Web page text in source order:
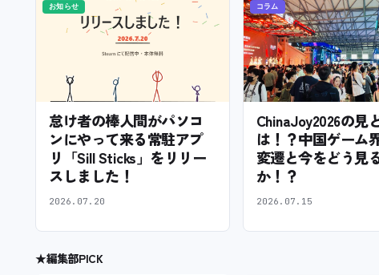
お知らせ
怠け者の棒人間がパソコ
ンにやって来る常駐アプ
リ「Sill Sticks」をリリー
スしました！
2026.07.20
コラム
ChinaJoy2026の見
は！？中国ゲーム
変遷と今をどう見
か！？
2026.07.15
★編集部PICK